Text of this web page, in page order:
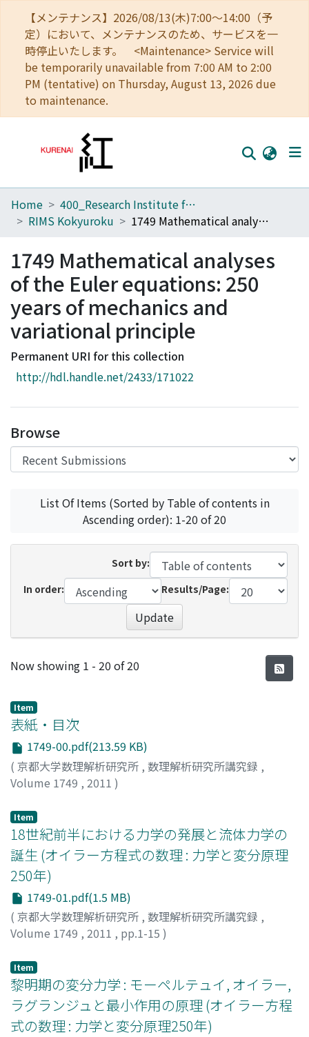
【メンテナンス】2026/08/13(木)7:00～14:00（予
定）において、メンテナンスのため、サービスを一
時停止いたします。 <Maintenance> Service will
be temporarily unavailable from 7:00 AM to 2:00
PM (tentative) on Thursday, August 13, 2026 due
to maintenance.
Home
Browse
Download Ranking
Access Statistics
Home
400_Research Institute for Mathematical Sciences
RIMS Kokyuroku
1749 Mathematical analyses of the Euler equations: 250 years of mechanics and variational principle
1749 Mathematical analyses
of the Euler equations: 250
years of mechanics and
variational principle
Permanent URI for this collection
http://hdl.handle.net/2433/171022
Browse
List Of Items (Sorted by Table of contents in
Ascending order): 1-20 of 20
Sort by:
In order:
Results/Page:
Update
Recent Submissions
Now showing 1 - 20 of 20
Item
表紙・目次
1749-00.pdf(213.59 KB)
( 京都大学数理解析研究所 , 数理解析研究所講究録 ,
Volume 1749 , 2011 )
Item
18世紀前半における力学の発展と流体力学の
誕生 (オイラー方程式の数理 : 力学と変分原理
250年)
1749-01.pdf(1.5 MB)
( 京都大学数理解析研究所 , 数理解析研究所講究録 ,
Volume 1749 , 2011 , pp.1-15 )
Item
黎明期の変分力学 : モーペルテュイ, オイラー,
ラグランジュと最小作用の原理 (オイラー方程
式の数理 : 力学と変分原理250年)